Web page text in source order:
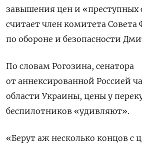
завышения цен и «преступных
считает член комитета Совета
по обороне и безопасности
По словам Рогозина, сенатора
от аннексированной Россией
области Украины, цены у
беспилотников «удивляют».
«Берут аж несколько концов с